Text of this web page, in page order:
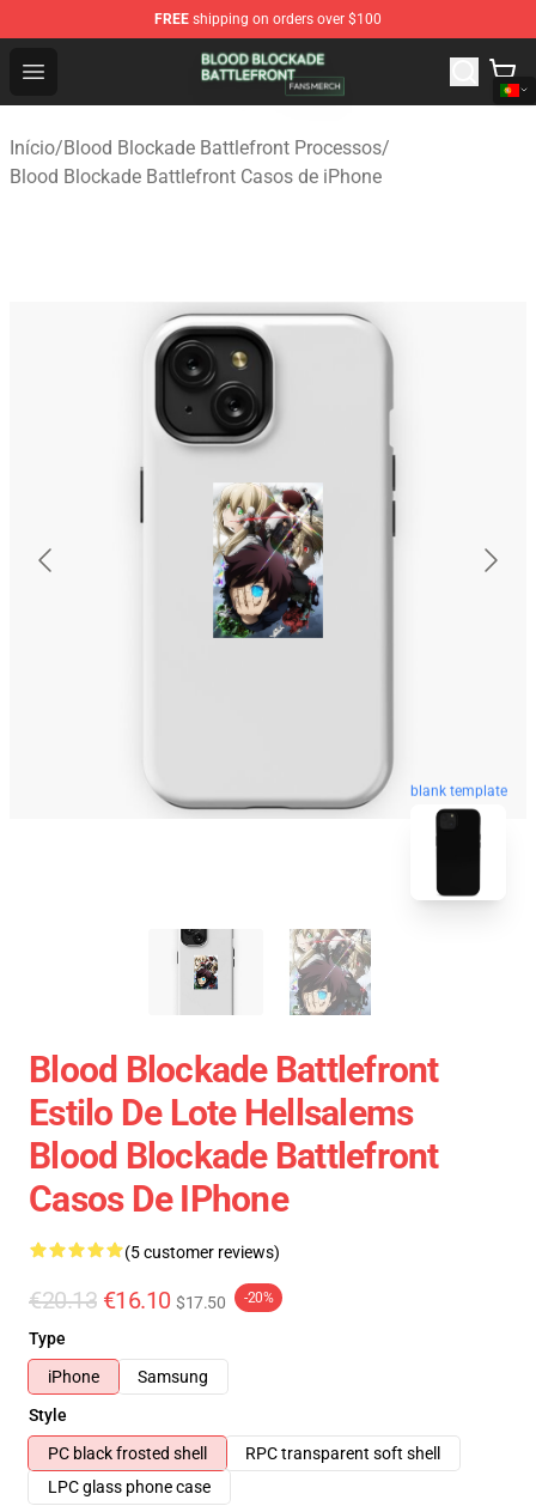
FREE shipping on orders over $100
Open menu
Blood Blockade Battlefront Shop - Official Blood
Início/Blood Blockade Battlefront Processos/
Blood Blockade Battlefront Casos de iPhone
blank template
Blood Blockade Battlefront
Estilo De Lote Hellsalems
Blood Blockade Battlefront
Casos De IPhone
(5 customer reviews)
€20.13 €16.10 $17.50 -20%
Type
iPhone
Samsung
Style
PC black frosted shell
RPC transparent soft shell
LPC glass phone case